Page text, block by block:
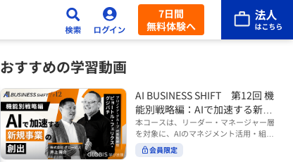
7日間
無料体験へ
おすすめの学習動画
AI BUSINESS SHIFT 第12回 機
能別戦略編：AIで加速する新規
事業の創出
本コースは、リーダー・マネージャー層
を対象に、AIのマネジメント活用・組織
活用を体系的に学ぶ 『AI BUSINESS SHI
FTシリーズ（全12回）』の第12回で
会員限定